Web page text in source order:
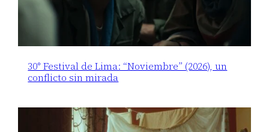
30° Festival de Lima: “Noviembre” (2026), un
conflicto sin mirada